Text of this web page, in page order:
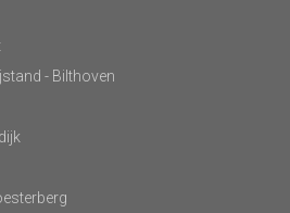
- Bilthoven